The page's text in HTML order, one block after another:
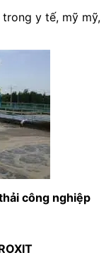
y tế, mỹ mỹ,
công nghiệp